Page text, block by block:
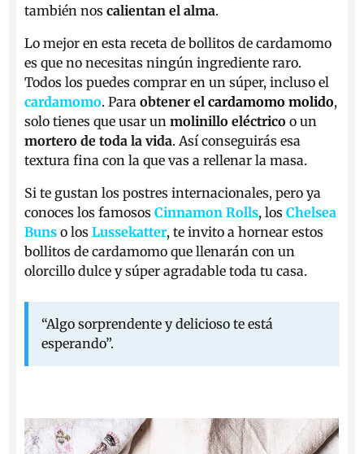
también noscalientan el alma.
Lo mejor en esta receta de bollitos de cardamomo
es que no necesitas ningún ingrediente raro.
Todos los puedes comprar en un súper, incluso el
cardamomo. Paraobtener elcardamomo molido,
solo tienes que usar unmolinillo eléctrico o un
mortero de toda la vida. Así conseguirás esa
textura fina con la que vas a rellenar la masa.
Si te gustan los postres internacionales, pero ya
conoces los famososCinnamon Rolls, losChelsea
Buns o losLussekatter, te invito a hornear estos
bollitos de cardamomo que llenarán con un
olorcillo dulce y súper agradable toda tu casa.
“Algo sorprendente y delicioso te está
esperando”.